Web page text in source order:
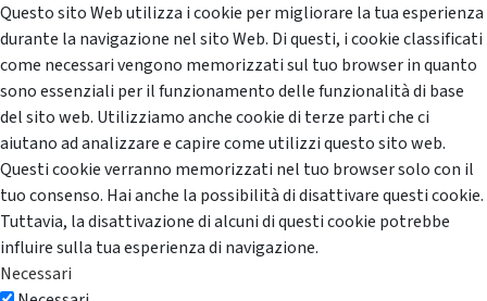
Questo sito Web utilizza i cookie per migliorare la tua esperienza
durante la navigazione nel sito Web. Di questi, i cookie classificati
come necessari vengono memorizzati sul tuo browser in quanto
sono essenziali per il funzionamento delle funzionalità di base
del sito web. Utilizziamo anche cookie di terze parti che ci
aiutano ad analizzare e capire come utilizzi questo sito web.
Questi cookie verranno memorizzati nel tuo browser solo con il
tuo consenso. Hai anche la possibilità di disattivare questi cookie.
Tuttavia, la disattivazione di alcuni di questi cookie potrebbe
influire sulla tua esperienza di navigazione.
Necessari